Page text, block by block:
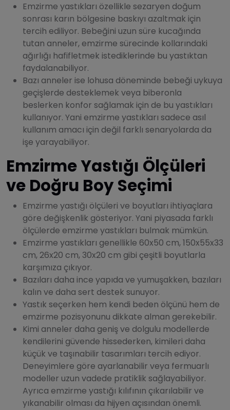
Emzirme yastıkları özellikle sezaryen doğum
sonrası karın bölgesine baskıyı azaltmak için
tercih ediliyor. Bebeğini uzun süre kucağında
tutan anneler, emzirme sürecinde kollarındaki
ağırlığı hafifletmek istediklerinde bu yastıktan
faydalanabiliyor.
Bazı anneler ise lohusa döneminde bebeği uykuya
geçişlerde desteklemek veya biberonla
beslerken konfor sağlamak için de bu yastıkları
kullanıyor. Yani emzirme yastıkları sadece asıl
kullanım amacı için değil farklı senaryolarda da
işe yarayabiliyor.
Emzirme Yastığı Ölçüleri
ve Doğru Boy Seçimi
Emzirme yastığı ölçüleri ve boyutları ihtiyaçlara
göre değişkenlik gösteriyor. Yani piyasada farklı
ölçülerde emzirme yastıkları bulmak mümkün.
Emzirme yastıkları genellikle 60x50 cm, 150x55x33
cm, 26x20 cm, 30x20 cm gibi çeşitli boyutlarla
karşımıza çıkıyor.
Bazıları daha ince yapıda ve yumuşakken, bazıları
kalın ve daha sert destek sunuyor.
Yastık seçerken hem kendi beden ölçünü hem de
emzirme pozisyonunu dikkate alman gerekebilir.
Kimi anneler daha geniş ve dolgulu modellerde
kendilerini güvende hissederken, kimileri daha
küçük ve taşınabilir tasarımları tercih ediyor.
Deneyimlere göre ayarlanabilir veya fermuarlı
modeller uzun vadede pratiklik sağlayabiliyor.
Ayrıca emzirme yastığı kılıfının çıkarılabilir ve
yıkanabilir olması da hijyen açısından önemli.